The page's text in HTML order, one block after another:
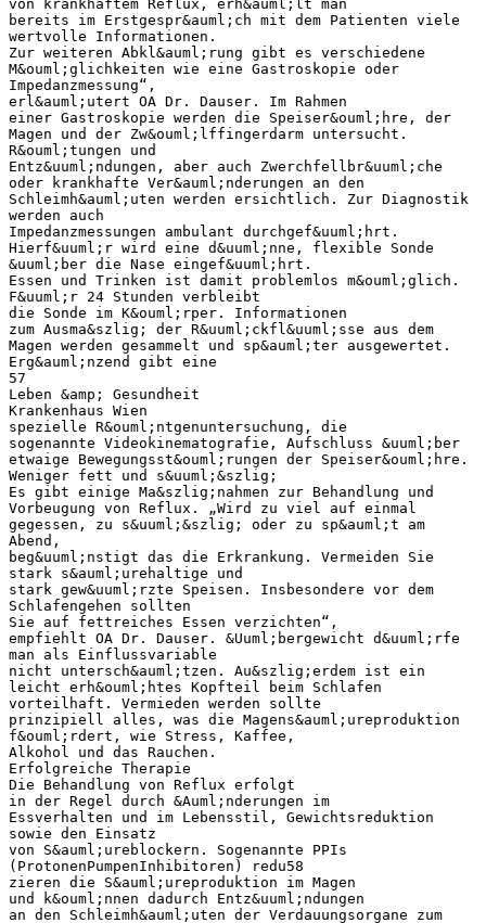
von krankhaftem Reflux, erh&auml;lt man
bereits im Erstgespr&auml;ch mit dem Patienten viele
wertvolle Informationen.
Zur weiteren Abkl&auml;rung gibt es verschiedene
M&ouml;glichkeiten wie eine Gastroskopie oder
Impedanzmessung“,
erl&auml;utert OA Dr. Dauser. Im Rahmen
einer Gastroskopie werden die Speiser&ouml;hre, der
Magen und der Zw&ouml;lffingerdarm untersucht.
R&ouml;tungen und
Entz&uuml;ndungen, aber auch Zwerchfellbr&uuml;che
oder krankhafte Ver&auml;nderungen an den
Schleimh&auml;uten werden ersichtlich. Zur Diagnostik
werden auch
Impedanzmessungen ambulant durchgef&uuml;hrt.
Hierf&uuml;r wird eine d&uuml;nne, flexible Sonde
&uuml;ber die Nase eingef&uuml;hrt.
Essen und Trinken ist damit problemlos m&ouml;glich.
F&uuml;r 24 Stunden verbleibt
die Sonde im K&ouml;rper. Informationen
zum Ausma&szlig; der R&uuml;ckfl&uuml;sse aus dem
Magen werden gesammelt und sp&auml;ter ausgewertet.
Erg&auml;nzend gibt eine
57
Leben &amp; Gesundheit
Krankenhaus Wien
spezielle R&ouml;ntgenuntersuchung, die
sogenannte Videokinematografie, Aufschluss &uuml;ber
etwaige Bewegungsst&ouml;rungen der Speiser&ouml;hre.
Weniger fett und s&uuml;&szlig;
Es gibt einige Ma&szlig;nahmen zur Behandlung und
Vorbeugung von Reflux. „Wird zu viel auf einmal
gegessen, zu s&uuml;&szlig; oder zu sp&auml;t am
Abend,
beg&uuml;nstigt das die Erkrankung. Vermeiden Sie
stark s&auml;urehaltige und
stark gew&uuml;rzte Speisen. Insbesondere vor dem
Schlafengehen sollten
Sie auf fettreiches Essen verzichten“,
empfiehlt OA Dr. Dauser. &Uuml;bergewicht d&uuml;rfe
man als Einflussvariable
nicht untersch&auml;tzen. Au&szlig;erdem ist ein
leicht erh&ouml;htes Kopfteil beim Schlafen
vorteilhaft. Vermieden werden sollte
prinzipiell alles, was die Magens&auml;ureproduktion
f&ouml;rdert, wie Stress, Kaffee,
Alkohol und das Rauchen.
Erfolgreiche Therapie
Die Behandlung von Reflux erfolgt
in der Regel durch &Auml;nderungen im
Essverhalten und im Lebensstil, Gewichtsreduktion
sowie den Einsatz
von S&auml;ureblockern. Sogenannte PPIs
(ProtonenPumpenInhibitoren) redu58
zieren die S&auml;ureproduktion im Magen
und k&ouml;nnen dadurch Entz&uuml;ndungen
an den Schleimh&auml;uten der Verdauungsorgane zum